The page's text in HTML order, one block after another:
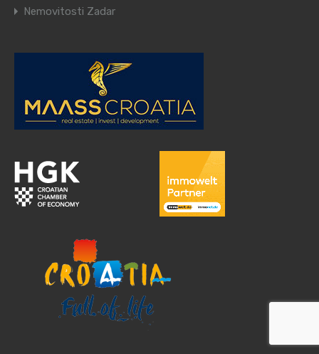
Nemovitosti Zadar